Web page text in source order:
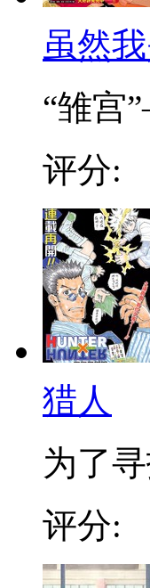
虽然
“雏宫
评分:
猎人
为了
评分: